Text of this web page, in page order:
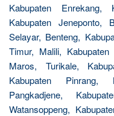
Kabupaten Enrekang,
Kabupaten Jeneponto,
Selayar, Benteng,
Timur, Malili,
Maros, Turikale,
Kabupaten Pinrang,
Pangkadjene,
Watansoppeng,